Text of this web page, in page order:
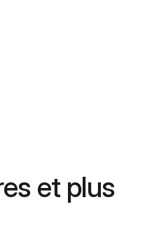
et plus